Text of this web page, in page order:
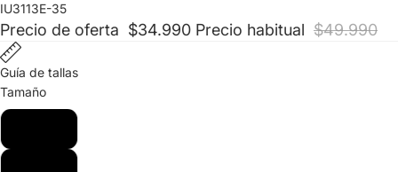
completa
completa
completa
completa
IU3113E-35
Precio de oferta $34.990 Precio habitual $49.990
Guía de tallas
Tamaño